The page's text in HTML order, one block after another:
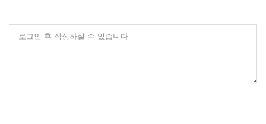
로그인 후 작성하실 수 있습니다